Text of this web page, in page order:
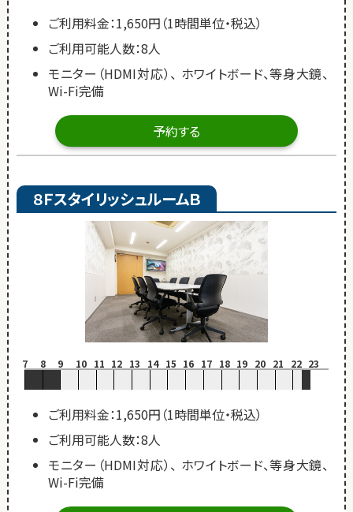
ご利用料金：1,650円（1時間単位・税込）
ご利用可能人数：8人
モニター（HDMI対応）、 ホワイトボード、等身大鏡、
Wi-Fi完備
予約する
８ＦスタイリッシュルームＢ
7 8 9 10 11 12 13 14 15 16 17 18 19 20 21 22 23
ご利用料金：1,650円（1時間単位・税込）
ご利用可能人数：8人
モニター（HDMI対応）、 ホワイトボード、等身大鏡、
Wi-Fi完備